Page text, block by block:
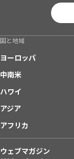
国と地域
ヨーロッパ
中南米
ハワイ
アジア
アフリカ
ウェブマガジン